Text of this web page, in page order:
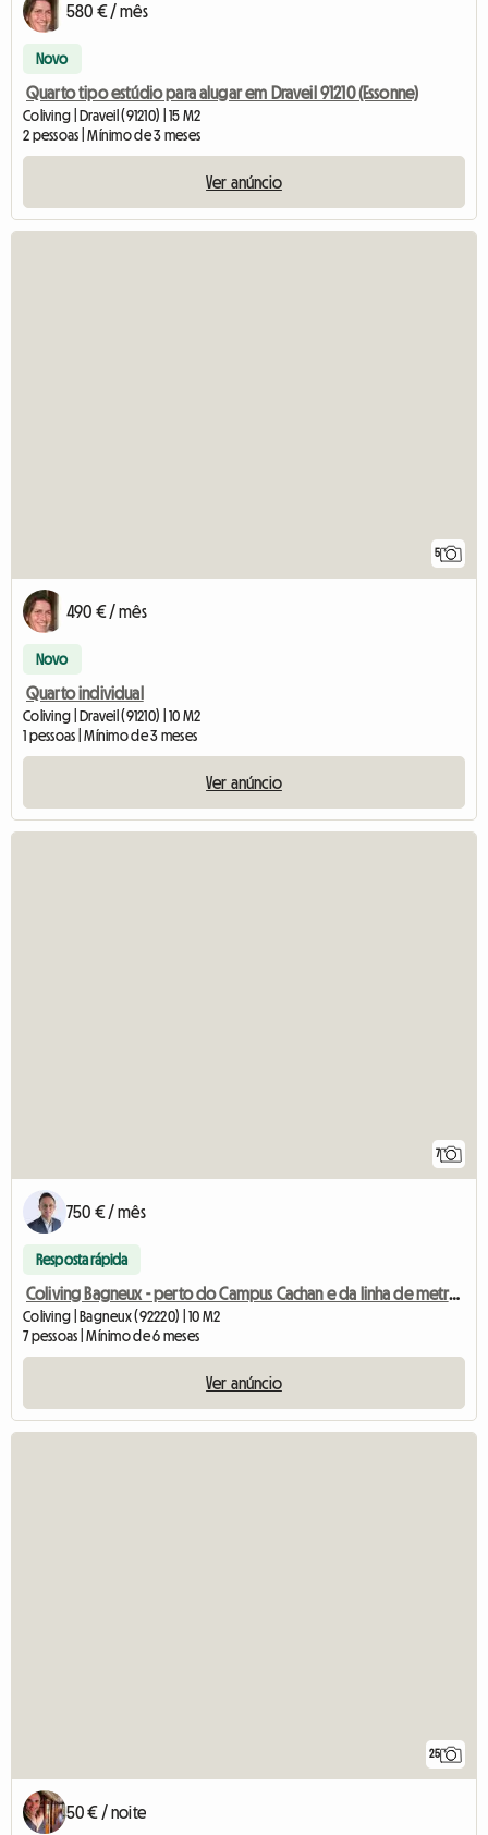
580 € / mês
Novo
Quarto tipo estúdio para alugar em Draveil 91210 (Essonne)
Coliving | Draveil (91210) | 15 M2
2 pessoas | Mínimo de 3 meses
Ver anúncio
5
490 € / mês
Novo
Quarto individual
Coliving | Draveil (91210) | 10 M2
1 pessoas | Mínimo de 3 meses
Ver anúncio
7
750 € / mês
Resposta rápida
Coliving Bagneux - perto do Campus Cachan e da linha de metrô M4
Coliving | Bagneux (92220) | 10 M2
7 pessoas | Mínimo de 6 meses
Ver anúncio
25
50 € / noite